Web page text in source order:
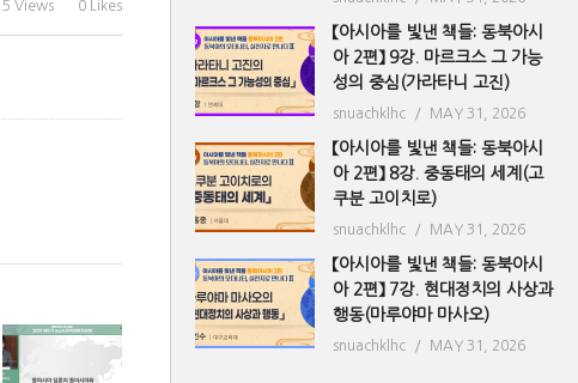
Views 0 Likes
【아시아를 빛낸 책들: 동북아시
아 2편】 9강. 마르크스 그 가능
성의 중심(가라타니 고진)
snuachklhc MAY 31, 2026
【아시아를 빛낸 책들: 동북아시
아 2편】 8강. 중동태의 세계(고
쿠분 고이치로)
snuachklhc MAY 31, 2026
【아시아를 빛낸 책들: 동북아시
아 2편】 7강. 현대정치의 사상과
행동(마루야마 마사오)
snuachklhc MAY 31, 2026